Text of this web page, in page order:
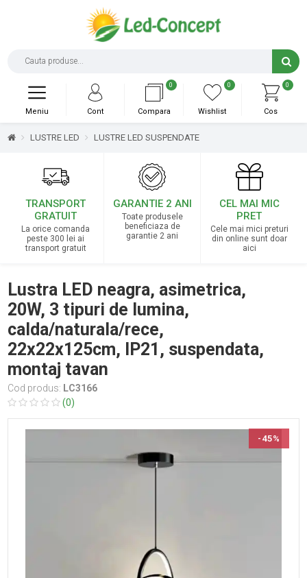
0
Cos
0
Wishlist
0
Compara
Cont
Meniu
LUSTRE LED LUSTRE LED SUSPENDATE
TRANSPORT
GRATUIT
La orice comanda
peste 300 lei ai
transport gratuit
GARANTIE 2 ANI
Toate produsele
beneficiaza de
garantie 2 ani
CEL MAI MIC
PRET
Cele mai mici preturi
din online sunt doar
aici
Lustra LED neagra, asimetrica,
20W, 3 tipuri de lumina,
calda/naturala/rece,
22x22x125cm, IP21, suspendata,
montaj tavan
Cod produs: LC3166
(0)
-45%